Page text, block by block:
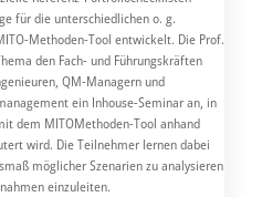
für die unterschiedlichen o. g.
Methoden-Tool entwickelt. Die Prof.
den Fach- und Führungskräften
QM-Managern und
ein Inhouse-Seminar an, in
dem MITOMethoden-Tool anhand
wird. Die Teilnehmer lernen dabei
möglicher Szenarien zu analysieren
einzuleiten.